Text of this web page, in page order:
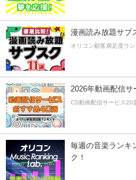
漫画読み放題サブ
オリコン顧客満足度ラ
2026年動画配信サ
CS動画配信サービス20
毎週の音楽ランキ
ク！